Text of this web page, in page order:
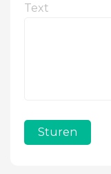
Text
Sturen